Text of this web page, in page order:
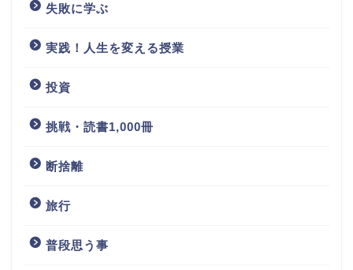
失敗に学ぶ
実践！人生を変える授業
投資
挑戦・読書1,000冊
断捨離
旅行
普段思う事